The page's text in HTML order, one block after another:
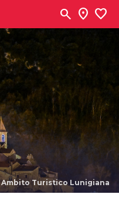
search location_on favorite
Ambito Turistico Lunigiana